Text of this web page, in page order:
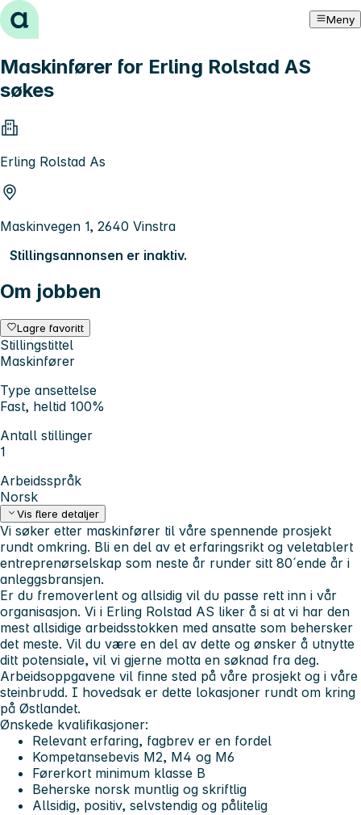
Hopp til innhold Meny
Maskinfører for Erling Rolstad AS
søkes
Erling Rolstad As
Maskinvegen 1, 2640 Vinstra
Stillingsannonsen er inaktiv.
Om jobben
Lagre favoritt
Stillingstittel
Maskinfører
Type ansettelse
Fast, heltid 100%
Antall stillinger
1
Arbeidsspråk
Norsk
Vis flere detaljer
Vi søker etter maskinfører til våre spennende prosjekt
rundt omkring. Bli en del av et erfaringsrikt og veletablert
entreprenørselskap som neste år runder sitt 80´ende år i
anleggsbransjen.
Er du fremoverlent og allsidig vil du passe rett inn i vår
organisasjon. Vi i Erling Rolstad AS liker å si at vi har den
mest allsidige arbeidsstokken med ansatte som behersker
det meste. Vil du være en del av dette og ønsker å utnytte
ditt potensiale, vil vi gjerne motta en søknad fra deg.
Arbeidsoppgavene vil finne sted på våre prosjekt og i våre
steinbrudd. I hovedsak er dette lokasjoner rundt om kring
på Østlandet.
Ønskede kvalifikasjoner:
Relevant erfaring, fagbrev er en fordel
Kompetansebevis M2, M4 og M6
Førerkort minimum klasse B
Beherske norsk muntlig og skriftlig
Allsidig, positiv, selvstendig og pålitelig